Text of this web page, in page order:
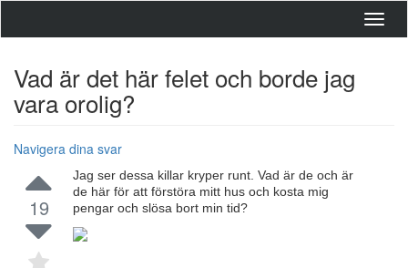
Vad är det här felet och borde jag
vara orolig?
Navigera dina svar
19
Jag ser dessa killar kryper runt. Vad är de och är
de här för att förstöra mitt hus och kosta mig
pengar och slösa bort min tid?